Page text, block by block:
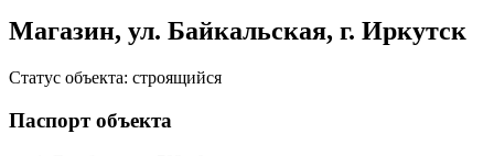
Магазин, ул. Байкальская, г. Иркутск
Статус объекта: строящийся
Паспорт объекта